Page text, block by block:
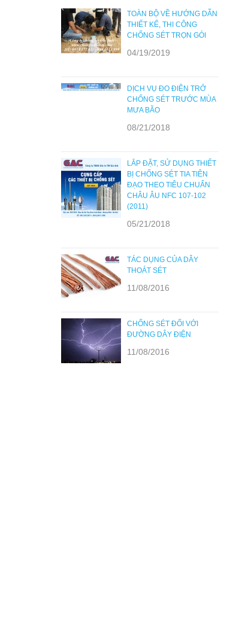
TOÀN BỘ VỀ HƯỚNG DẪN
THIẾT KẾ, THI CÔNG
CHỐNG SÉT TRỌN GÓI
04/19/2019
DỊCH VỤ ĐO ĐIỆN TRỞ
CHỐNG SÉT TRƯỚC MÙA
MƯA BÃO
08/21/2018
LẮP ĐẶT, SỬ DỤNG THIẾT
BỊ CHỐNG SÉT TIA TIÊN
ĐẠO THEO TIÊU CHUẨN
CHÂU ÂU NFC 107-102
(2011)
05/21/2018
TÁC DỤNG CỦA DÂY
THOÁT SÉT
11/08/2016
CHỐNG SÉT ĐỐI VỚI
ĐƯỜNG DÂY ĐIỆN
11/08/2016